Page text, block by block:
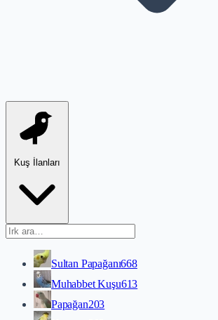
Kuş İlanları
Sultan Papağanı668
Muhabbet Kuşu613
Papağan203